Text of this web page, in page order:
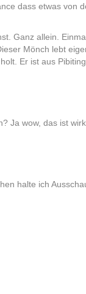
dass etwas von
Ganz allein.
Mönch lebt
Er ist aus
Ja wow, das ist
halte ich